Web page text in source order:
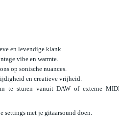
en levendige klank.
vibe en warmte.
op sonische nuances.
en creatieve vrijheid.
te sturen vanuit DAW of externe
settings met je gitaarsound doen.